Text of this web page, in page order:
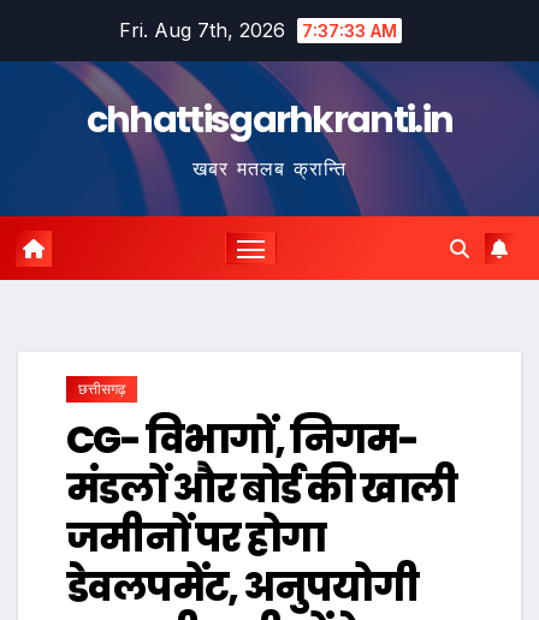
Fri. Aug 7th, 2026 7:37:34 AM
chhattisgarhkranti.in
खबर मतलब क्रान्ति
छत्तीसगढ़
CG- विभागों, निगम-
मंडलों और बोर्ड की खाली
जमीनों पर होगा
डेवलपमेंट, अनुपयोगी